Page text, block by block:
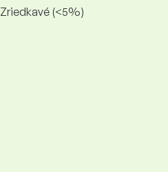
Zriedkavé (<5%)